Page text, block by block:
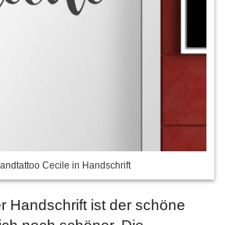
Cecile in Handschrift
Handschrift ist der schöne